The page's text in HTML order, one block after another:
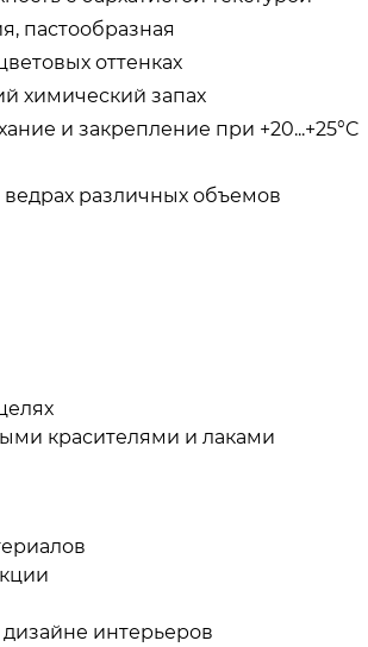
пастообразная
оттенках
химический запах
и закрепление при +20...+25°C
ведрах различных объемов
красителями и лаками
интерьеров